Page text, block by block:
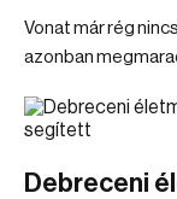
Vonat már rég
azonban
Debreceni